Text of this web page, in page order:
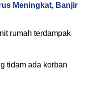
Meningkat, Banjir
rumah terdampak
tidam ada korban